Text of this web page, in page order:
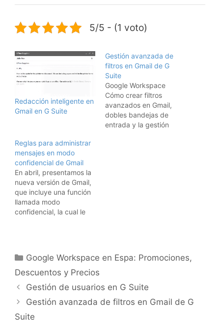
5/5 - (1 voto)
Redacción inteligente en
Gmail en G Suite
Gestión avanzada de
filtros en Gmail de G
Suite
Google Workspace
Cómo crear filtros
avanzados en Gmail,
dobles bandejas de
entrada y la gestión
Reglas para administrar
mensajes en modo
confidencial de Gmail
En abril, presentamos la
nueva versión de Gmail,
que incluye una función
llamada modo
confidencial, la cual le
previamente con el
objetivo de ayudarle a
confidencial de sus
correos electrónicos. En
lanzamos…
Categorías
Google Workspace en Espa: Promociones,
Descuentos y Precios
Gestión de usuarios en G Suite
Gestión avanzada de filtros en Gmail de G
Suite